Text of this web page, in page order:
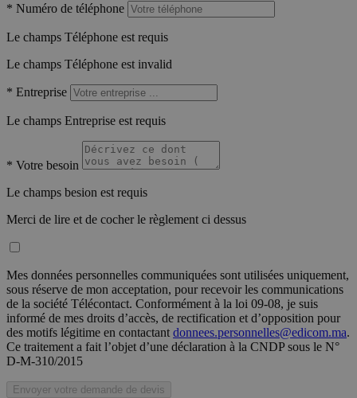
* Numéro de téléphone
Le champs Téléphone est requis
Le champs Téléphone est invalid
* Entreprise
Le champs Entreprise est requis
* Votre besoin
Le champs besion est requis
Merci de lire et de cocher le règlement ci dessus
Mes données personnelles communiquées sont utilisées uniquement,
sous réserve de mon acceptation, pour recevoir les communications
de la société Télécontact. Conformément à la loi 09-08, je suis
informé de mes droits d’accès, de rectification et d’opposition pour
des motifs légitime en contactant donnees.personnelles@edicom.ma.
Ce traitement a fait l’objet d’une déclaration à la CNDP sous le N°
D-M-310/2015
Envoyer votre demande de devis